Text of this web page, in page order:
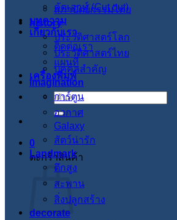
คัตเอาท์ (Cut out)
บทความ
เกี่ยวกับเรา
ติดต่อเรา
แผนที่
เครื่องพิมพ์
ค้นหา:
0
ตะกร้าสินค้า
สภาปัตย์กรรมไทย
history
ประวัติศาสตร์โลก
ประวัติศาสตร์ไทย
บุคคลสำคัญ
imagination
การ์ตูน
อวกาศ
Galaxy
สัตว์น่ารัก
Landmark
ตึกสูง
สะพาน
สิ่งปลูกสร้าง
decorate